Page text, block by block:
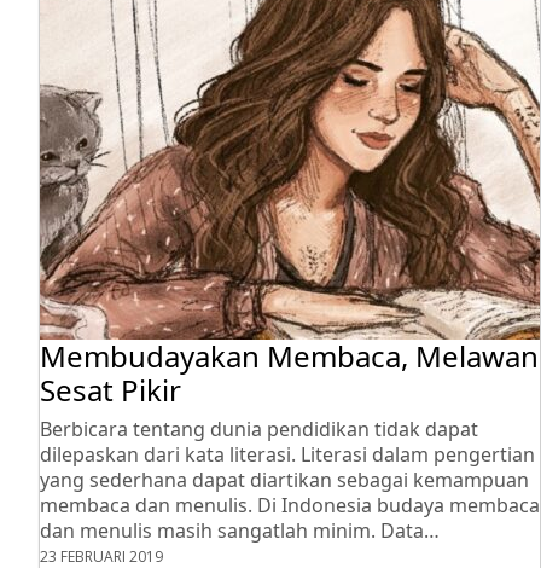
Membudayakan Membaca, Melawan
Sesat Pikir
Berbicara tentang dunia pendidikan tidak dapat
dilepaskan dari kata literasi. Literasi dalam pengertian
yang sederhana dapat diartikan sebagai kemampuan
membaca dan menulis. Di Indonesia budaya membaca
dan menulis masih sangatlah minim. Data…
23 FEBRUARI 2019